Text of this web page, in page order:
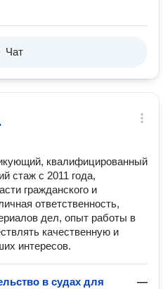
Чат
квалифицированный
стаж с 2011 года,
гражданского и
ответственность,
дел, опыт работы в
качественную и
интересов.
в судах для —